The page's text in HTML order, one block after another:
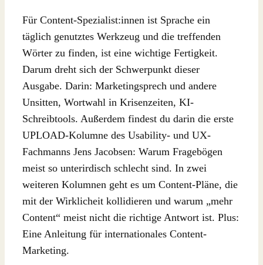
Für Content-Spezialist:innen ist Sprache ein
täglich genutztes Werkzeug und die treffenden
Wörter zu finden, ist eine wichtige Fertigkeit.
Darum dreht sich der Schwerpunkt dieser
Ausgabe. Darin: Marketingsprech und andere
Unsitten, Wortwahl in Krisenzeiten, KI-
Schreibtools. Außerdem findest du darin die erste
UPLOAD-Kolumne des Usability- und UX-
Fachmanns Jens Jacobsen: Warum Fragebögen
meist so unterirdisch schlecht sind. In zwei
weiteren Kolumnen geht es um Content-Pläne, die
mit der Wirklicheit kollidieren und warum „mehr
Content“ meist nicht die richtige Antwort ist. Plus:
Eine Anleitung für internationales Content-
Marketing.